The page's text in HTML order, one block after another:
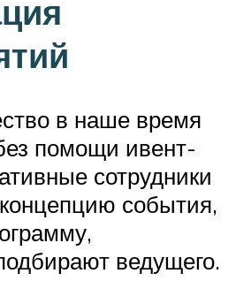
в наше время
помощи ивент-
сотрудники
события,
ведущего.